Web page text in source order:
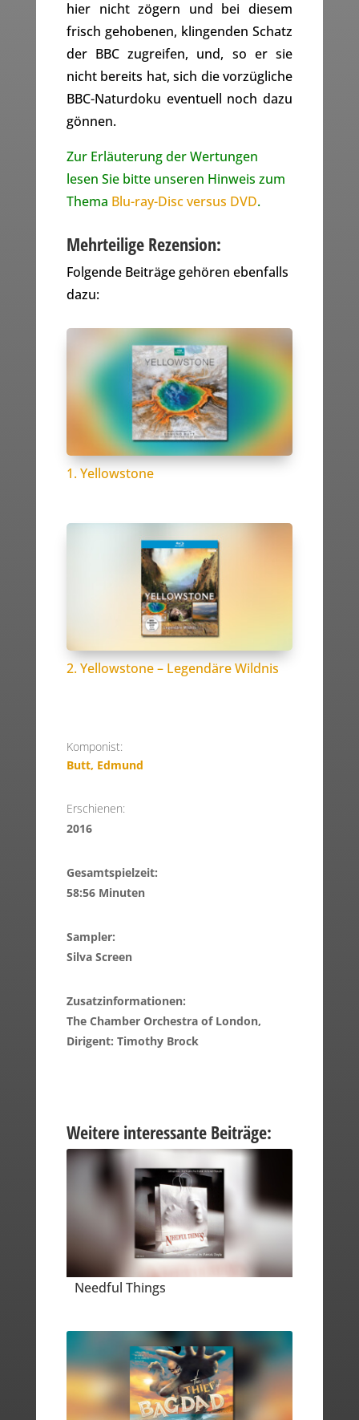
hier nicht zögern und bei diesem
frisch gehobenen, klingenden Schatz
der BBC zugreifen, und, so er sie
nicht bereits hat, sich die vorzügliche
BBC-Naturdoku eventuell noch dazu
gönnen.
Zur Erläuterung der Wertungen
lesen Sie bitte unseren Hinweis zum
Thema Blu-ray-Disc versus DVD.
Mehrteilige Rezension:
Folgende Beiträge gehören ebenfalls
dazu:
1. Yellowstone
2. Yellowstone – Legendäre Wildnis
Komponist:
Butt, Edmund
Erschienen:
2016
Gesamtspielzeit:
58:56 Minuten
Sampler:
Silva Screen
Zusatzinformationen:
The Chamber Orchestra of London,
Dirigent: Timothy Brock
Weitere interessante Beiträge:
Needful Things